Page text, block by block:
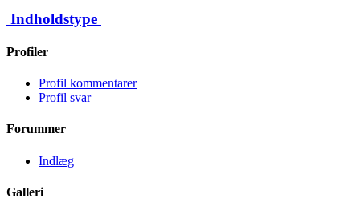
Indholdstype
Profiler
Profil kommentarer
Profil svar
Forummer
Indlæg
Galleri